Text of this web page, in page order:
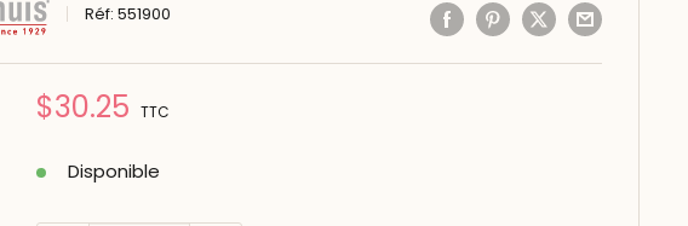
Réf:551900
Prix
$30.25 TTC
Disponible